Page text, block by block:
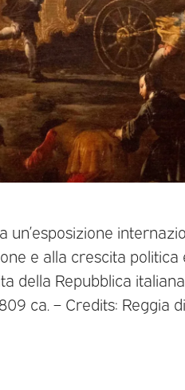
un’esposizione
e alla crescita politica
della Repubblica
ca. – Credits: Reggia